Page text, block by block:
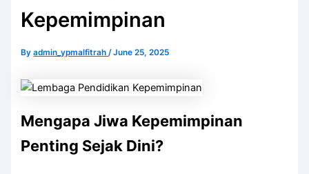
Kepemimpinan
Byadmin_ypmalfitrah/June 25, 2025
Mengapa Jiwa Kepemimpinan
Penting Sejak Dini?